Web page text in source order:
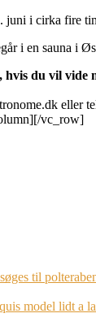
juni i cirka fire
i en sauna i
du vil vide
eller
vc_row]
til
model lidt a